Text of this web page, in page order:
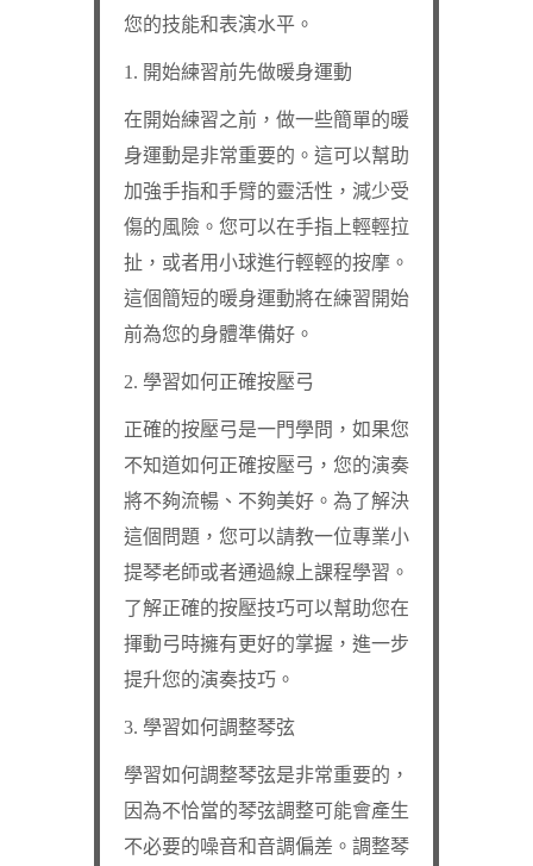
您的技能和表演水平。
1. 開始練習前先做暖身運動
在開始練習之前，做一些簡單的暖
身運動是非常重要的。這可以幫助
加強手指和手臂的靈活性，減少受
傷的風險。您可以在手指上輕輕拉
扯，或者用小球進行輕輕的按摩。
這個簡短的暖身運動將在練習開始
前為您的身體準備好。
2. 學習如何正確按壓弓
正確的按壓弓是一門學問，如果您
不知道如何正確按壓弓，您的演奏
將不夠流暢、不夠美好。為了解決
這個問題，您可以請教一位專業小
提琴老師或者通過線上課程學習。
了解正確的按壓技巧可以幫助您在
揮動弓時擁有更好的掌握，進一步
提升您的演奏技巧。
3. 學習如何調整琴弦
學習如何調整琴弦是非常重要的，
因為不恰當的琴弦調整可能會產生
不必要的噪音和音調偏差。調整琴